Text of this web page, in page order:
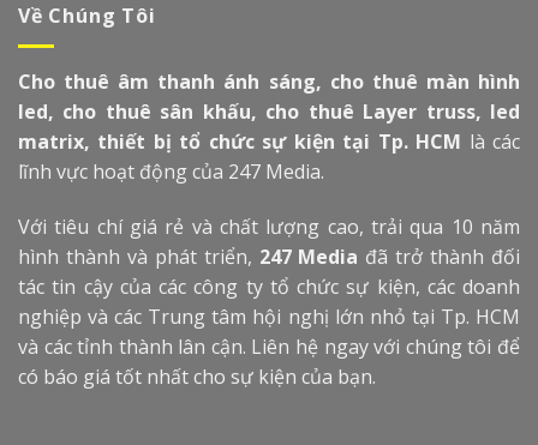
Về Chúng Tôi
Cho thuê âm thanh ánh sáng, cho thuê màn hình
led, cho thuê sân khấu, cho thuê Layer truss, led
matrix, thiết bị tổ chức sự kiện tại Tp. HCM là các
lĩnh vực hoạt động của 247 Media.
Với tiêu chí giá rẻ và chất lượng cao, trải qua 10 năm
hình thành và phát triển, 247 Media đã trở thành đối
tác tin cậy của các công ty tổ chức sự kiện, các doanh
nghiệp và các Trung tâm hội nghị lớn nhỏ tại Tp. HCM
và các tỉnh thành lân cận. Liên hệ ngay với chúng tôi để
có báo giá tốt nhất cho sự kiện của bạn.